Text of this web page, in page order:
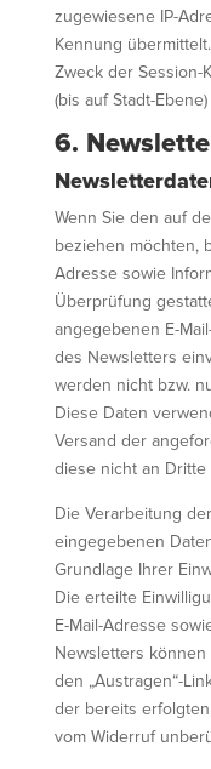
zugewiesene IP-
Kennung
Zweck der Session-
(bis auf Stadt-
6.
Wenn Sie den auf
beziehen möchten,
Adresse sowie
Überprüfung
angegebenen E-
des Newsletters
werden nicht bzw.
Diese Daten
Versand der
diese nicht an Dritte
Die Verarbeitung
eingegebenen
Grundlage Ihrer
Die erteilte
E-Mail-Adresse
Newsletters
den „Austragen“-
der bereits
vom Widerruf